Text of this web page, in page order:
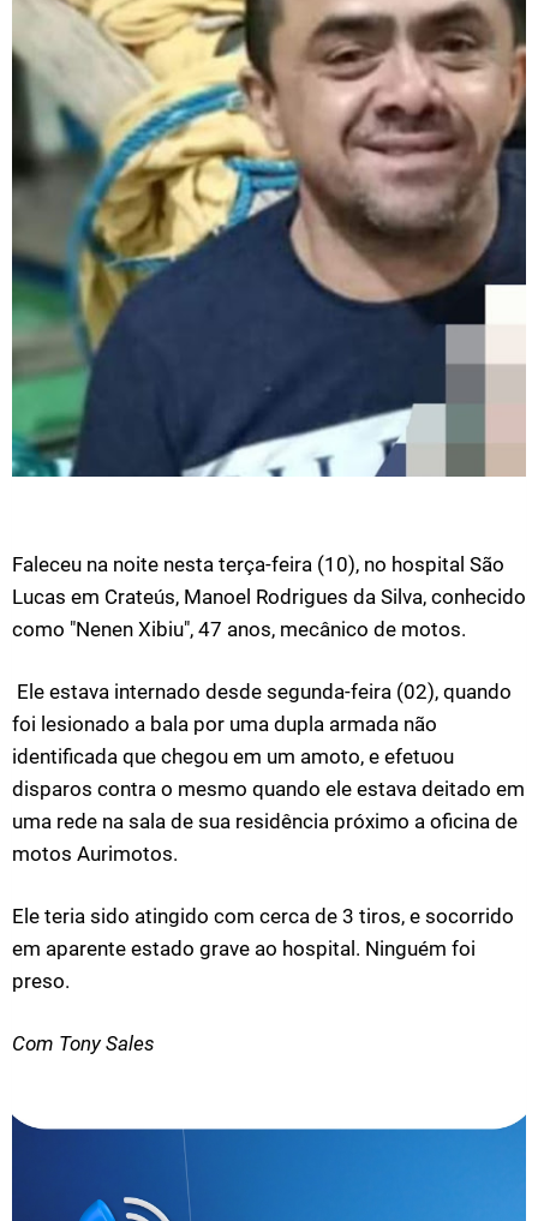
Faleceu na noite nesta terça-feira (10), no hospital São
Lucas em Crateús, Manoel Rodrigues da Silva, conhecido
como "Nenen Xibiu", 47 anos, mecânico de motos.
Ele estava internado desde segunda-feira (02), quando
foi lesionado a bala por uma dupla armada não
identificada que chegou em um amoto, e efetuou
disparos contra o mesmo quando ele estava deitado em
uma rede na sala de sua residência próximo a oficina de
motos Aurimotos.
Ele teria sido atingido com cerca de 3 tiros, e socorrido
em aparente estado grave ao hospital. Ninguém foi
preso.
Com Tony Sales